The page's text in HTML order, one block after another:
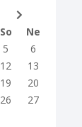
So
Ne
5
6
12
13
19
20
26
27